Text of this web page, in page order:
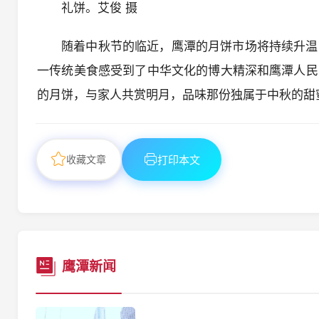
礼饼。艾俊 摄
随着中秋节的临近，鹰潭的月饼市场将持续升
一传统美食感受到了中华文化的博大精深和鹰潭人
的月饼，与家人共赏明月，品味那份独属于中秋的
收藏文章 打印本文
鹰潭新闻